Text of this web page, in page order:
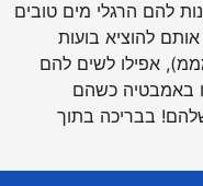
להם הרגלי מים טובים
להוציא בועות
אפילו לשים להם
באמבטיה כשהם
בבריכה בתוך